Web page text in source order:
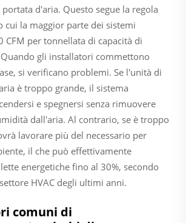
d'aria. Questo segue la regola
cui la maggior parte dei sistemi
CFM per tonnellata di capacità di
gli installatori commettono
si verificano problemi. Se l'unità di
è troppo grande, il sistema
e spegnersi senza rimuovere
dall'aria. Al contrario, se è troppo
lavorare più del necessario per
il che può effettivamente
energetiche fino al 30%, secondo
HVAC degli ultimi anni.
comuni di